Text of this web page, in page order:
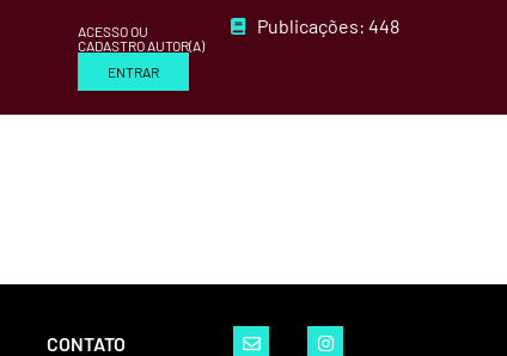
ACESSO OU
CADASTRO AUTOR(A)
ENTRAR
Publicações: 448
CONTATO